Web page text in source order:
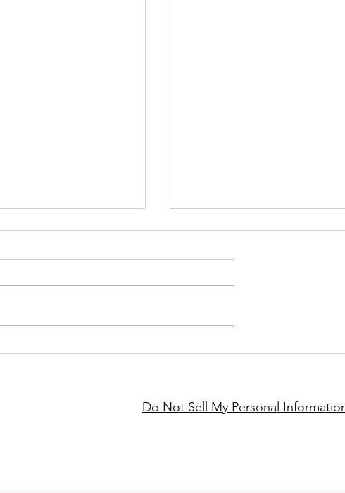
Robotic Process Accounting
Do Not Sell My Personal